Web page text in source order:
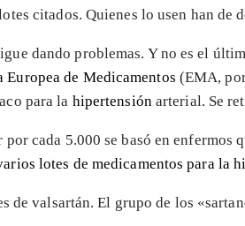
citados. Quienes lo usen han de
dando problemas. Y no es el
Europea de Medicamentos (EMA,
para la hipertensión arterial. Se
cada 5.000 se basó en
lotes de medicamentos para la
de valsartán. El grupo de los